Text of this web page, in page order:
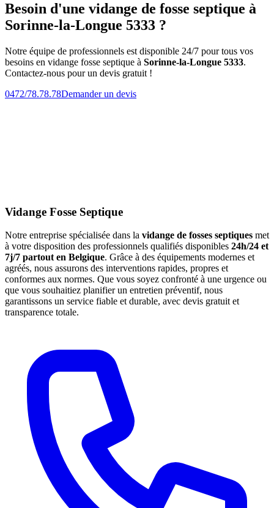
Besoin d'une vidange de fosse septique à
Sorinne-la-Longue 5333 ?
Notre équipe de professionnels est disponible 24/7 pour tous vos
besoins en vidange fosse septique à Sorinne-la-Longue 5333.
Contactez-nous pour un devis gratuit !
0472/78.78.78Demander un devis
Vidange Fosse Septique
Notre entreprise spécialisée dans la vidange de fosses septiques met
à votre disposition des professionnels qualifiés disponibles 24h/24 et
7j/7 partout en Belgique. Grâce à des équipements modernes et
agréés, nous assurons des interventions rapides, propres et
conformes aux normes. Que vous soyez confronté à une urgence ou
que vous souhaitiez planifier un entretien préventif, nous
garantissons un service fiable et durable, avec devis gratuit et
transparence totale.